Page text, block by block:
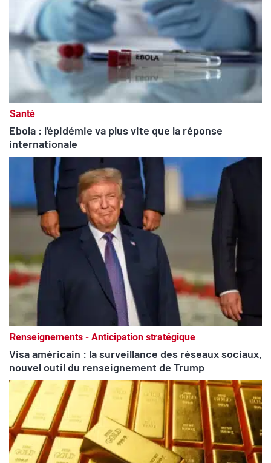
Santé
Ebola : l’épidémie va plus vite que la réponse
internationale
Renseignements - Anticipation stratégique
Visa américain : la surveillance des réseaux sociaux,
nouvel outil du renseignement de Trump